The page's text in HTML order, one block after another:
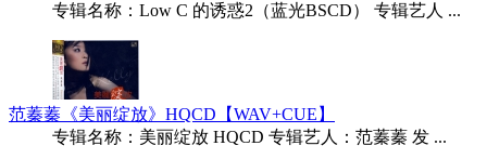
专辑名称：Low C 的诱惑2（蓝光BSCD） 专辑艺人 ...
范蓁蓁《美丽绽放》HQCD【WAV+CUE】
专辑名称：美丽绽放 HQCD 专辑艺人：范蓁蓁 发 ...